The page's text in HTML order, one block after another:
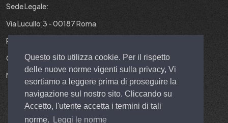
Questo sito utilizza cookie. Per il rispetto
delle nuove norme vigenti sulla privacy, Vi
esortiamo a leggere prima di proseguire la
navigazione sul nostro sito. Cliccando su
Accetto, l'utente accetta i termini di tali
norme.
Leggi le norme
Sede Legale:
Via Lucullo,3 - 00187 Roma
P.IVA : 12829431001
Cap. Soc. : 10.000 EURO I.V.
N° REA : RM-1403299